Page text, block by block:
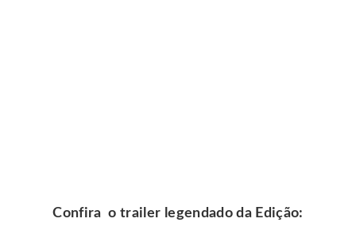
Confira o trailer legendado da Edição: